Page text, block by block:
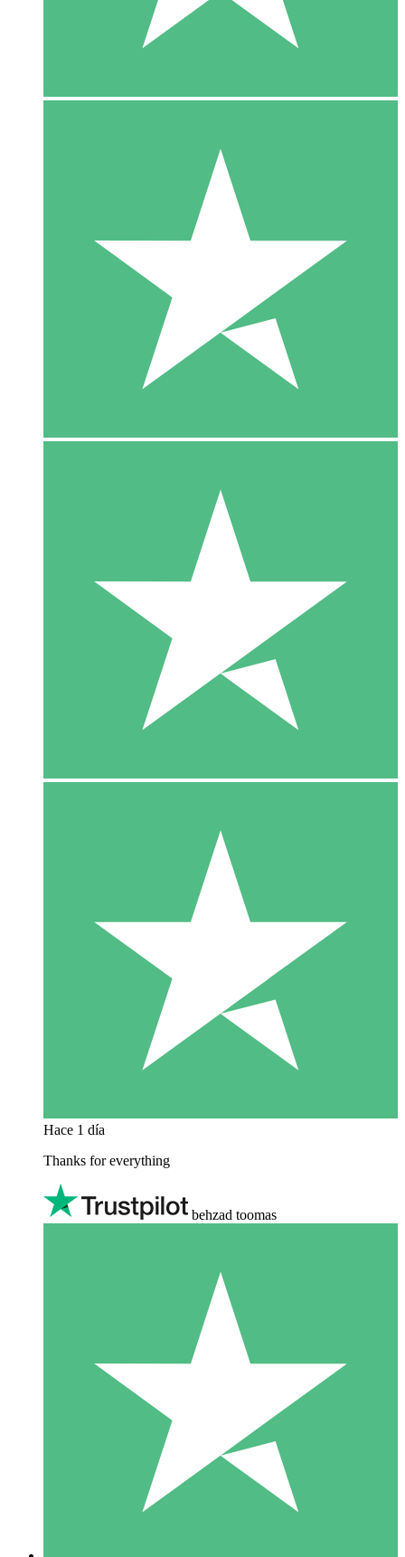
Hace 1 día
Thanks for everything
behzad toomas